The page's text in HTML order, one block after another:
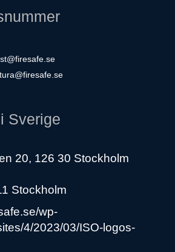
Sverige
20, 126 30 Stockholm
Stockholm